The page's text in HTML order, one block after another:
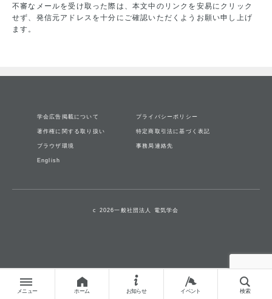
メニュー ホーム お知らせ イベント 検索
不審なメールを受け取った際は、本文中のリンクを安易にクリック
せず、発信元アドレスを十分にご確認いただくようお願い申し上げ
ます。
学会広告掲載について プライバシーポリシー
著作権に関する取り扱い 特定商取引法に基づく表記
ブラウザ環境 事務局連絡先
English
c 2026一般社団法人 電気学会